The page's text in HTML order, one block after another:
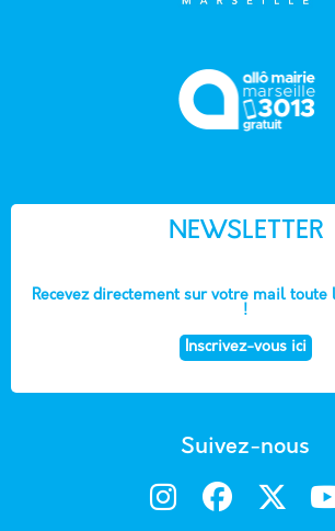
NEWSLETTER
Recevez directement sur votre mail
!
Inscrivez-vous ici
Suivez-nous